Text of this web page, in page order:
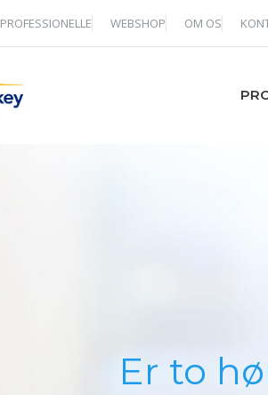
PROFESSIONELLE WEBSHOP OM OS
Er to